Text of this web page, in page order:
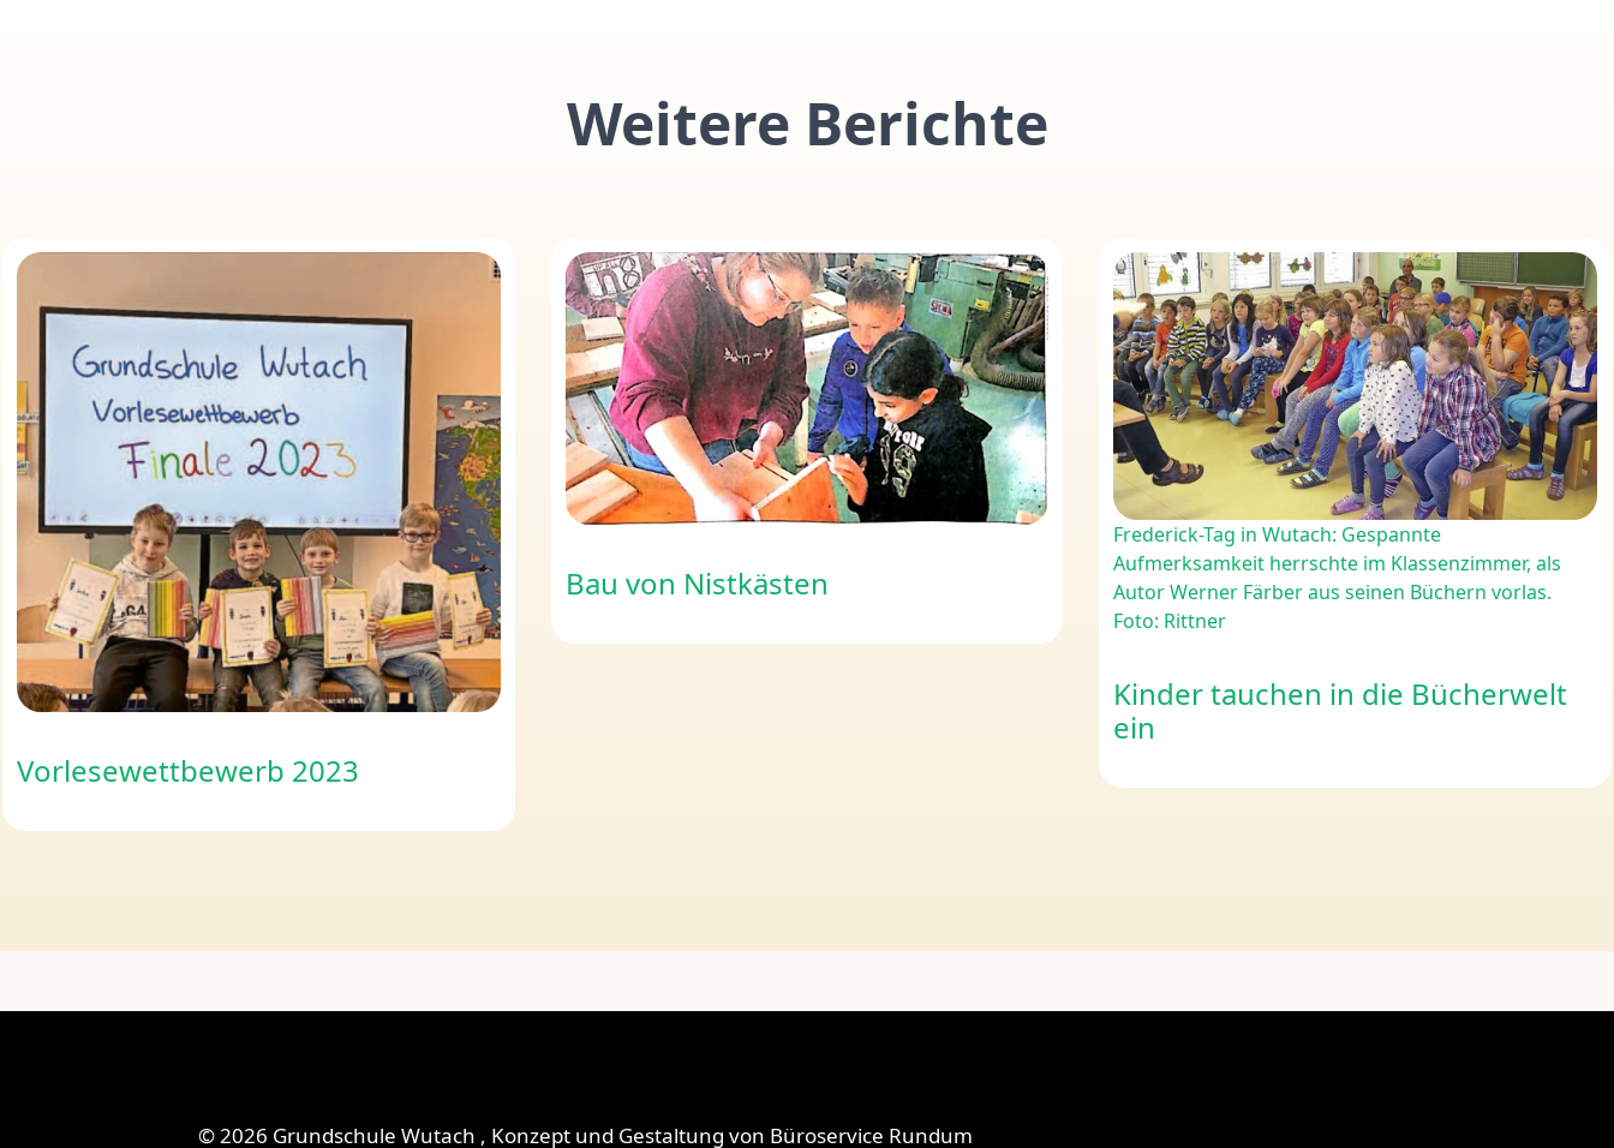
Weitere Berichte
Vorlesewettbewerb 2023
Bau von Nistkästen
Frederick-Tag in Wutach: Gespannte
Aufmerksamkeit herrschte im Klassenzimmer, als
Autor Werner Färber aus seinen Büchern vorlas.
Foto: Rittner
Kinder tauchen in die Bücherwelt
ein
© 2026 Grundschule Wutach , Konzept und Gestaltung von Büroservice Rundum